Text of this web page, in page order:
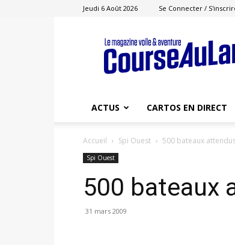
Jeudi 6 Août 2026 Se Connecter /
Course
au
Large
ACTUS CARTOS EN DIRECT
Accueil Spi Ouest 500 bateaux
Spi Ouest
500 bateaux
31 mars 2009